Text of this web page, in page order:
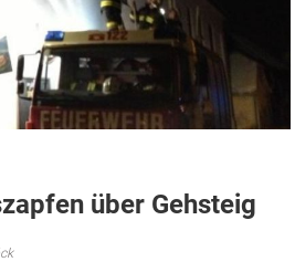
über Gehsteig